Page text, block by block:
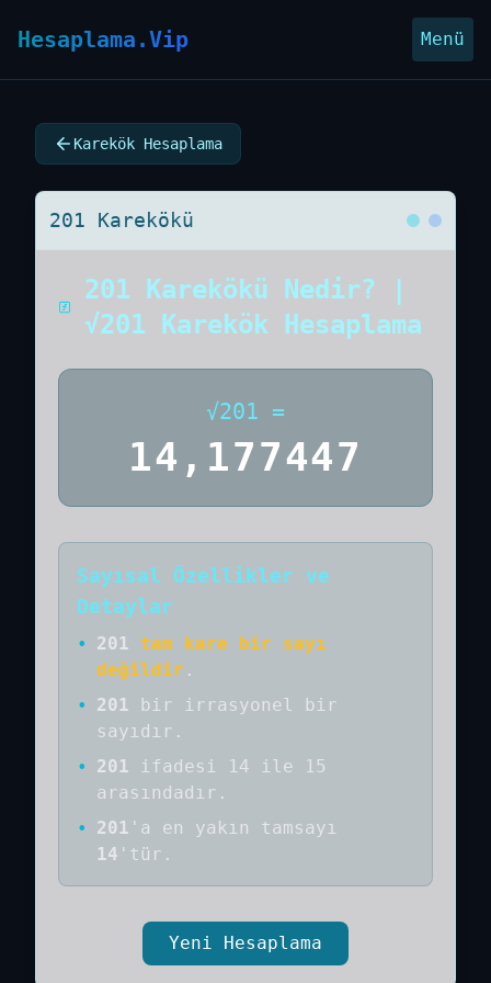
Hesaplama.Vip Menü
Karekök Hesaplama
201 Karekökü
201 Karekökü Nedir? |
√201 Karekök Hesaplama
√201 =
14,177447
Sayısal Özellikler ve
Detaylar
• 201
tam kare bir sayı
değildir .
•
201 bir
irrasyonel bir
sayıdır .
•
201
ifadesi 14 ile 15
arasındadır.
•
201 'a en yakın tamsayı
14 'tür.
Yeni Hesaplama